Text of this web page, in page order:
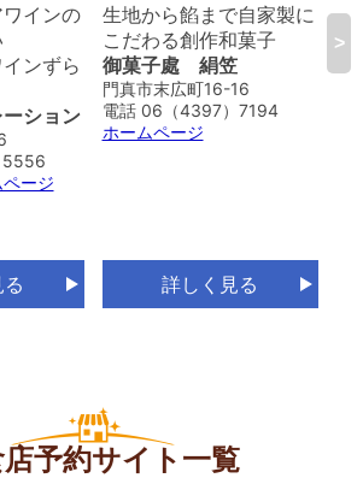
インの
ンずら
ション
5556
ージ
生地から餡まで自家製に
こだわる創作和菓子
御菓子處 絹笠
門真市末広町16-16
電話 06（4397）7194
ホームページ
詳しく見る
手
麺
>
予約サイト一覧